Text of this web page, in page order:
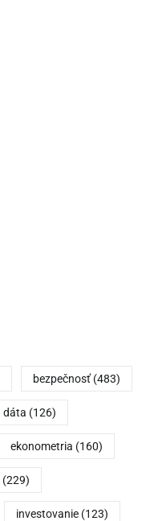
bezpečnosť (483)
dáta (126)
ekonometria (160)
(229)
investovanie (123)